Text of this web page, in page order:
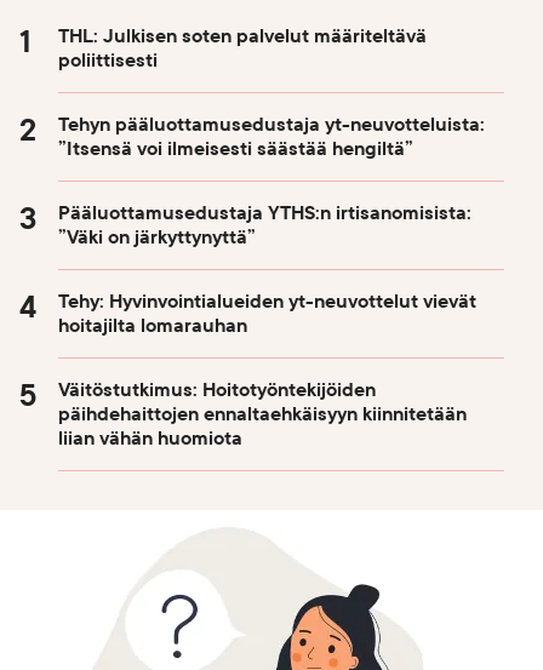
THL: Julkisen soten palvelut määriteltävä
poliittisesti
Tehyn pääluottamusedustaja yt-neuvotteluista:
”Itsensä voi ilmeisesti säästää hengiltä”
Pääluottamusedustaja YTHS:n irtisanomisista:
”Väki on järkyttynyttä”
Tehy: Hyvinvointialueiden yt-neuvottelut vievät
hoitajilta lomarauhan
Väitöstutkimus: Hoitotyöntekijöiden
päihdehaittojen ennaltaehkäisyyn kiinnitetään
liian vähän huomiota